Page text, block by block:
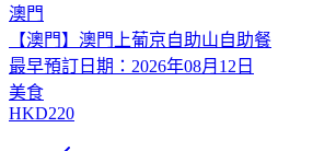
澳門
【澳門】澳門上葡京自助山自助餐
最早預訂日期：2026年08月12日
美食
HKD220